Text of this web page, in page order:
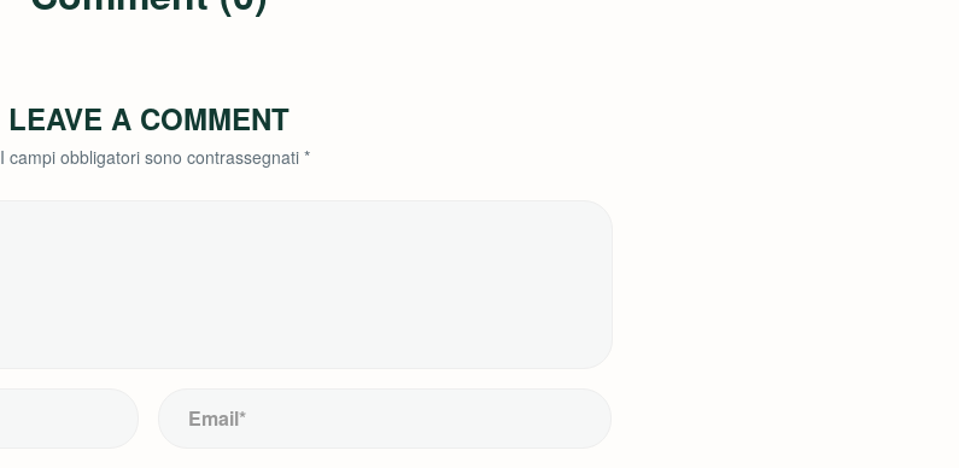
LEAVE A COMMENT
I campi obbligatori sono contrassegnati *